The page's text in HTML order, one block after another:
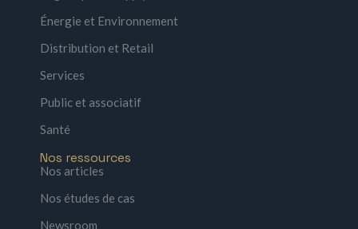
Énergie et Environnement
Distribution et Retail
Services
Public et associatif
Santé
Nos ressources
Nos articles
Nos études de cas
Newsroom